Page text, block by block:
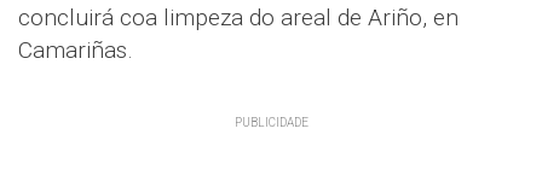
concluirá coa limpeza do areal de Ariño, en
Camariñas.